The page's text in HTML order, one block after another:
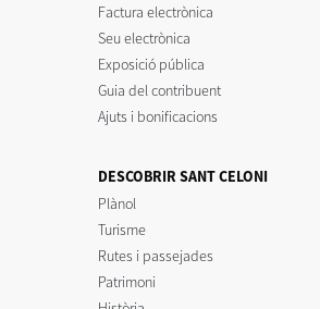
Factura electrònica
Seu electrònica
Exposició pública
Guia del contribuent
Ajuts i bonificacions
DESCOBRIR SANT CELONI
Plànol
Turisme
Rutes i passejades
Patrimoni